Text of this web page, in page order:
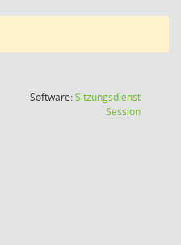
Software:Sitzungsdienst
Session(Wird in